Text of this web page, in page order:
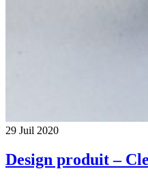
29 Juil 2020
Design produit –